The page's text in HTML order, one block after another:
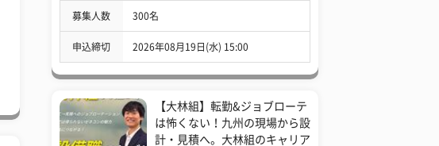
募集人数 300名
申込締切 2026年08月19日(水) 15:00
【大林組】転勤&ジョブローテ
は怖くない！九州の現場から設
計・見積へ。大林組のキャリア